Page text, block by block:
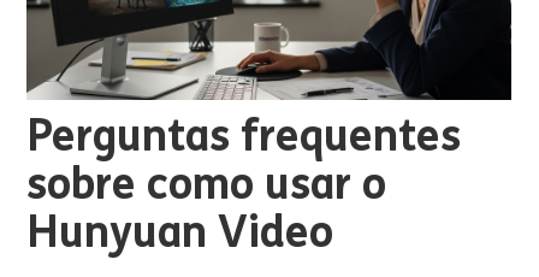
Perguntas frequentes
sobre como usar o
Hunyuan Video